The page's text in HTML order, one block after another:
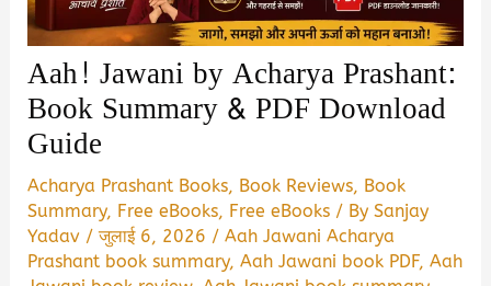
Aah! Jawani by Acharya Prashant:
Book Summary & PDF Download
Guide
Acharya Prashant Books, Book Reviews, Book
Summary, Free eBooks, Free eBooks / BySanjay
Yadav /जुलाई 6, 2026 /Aah Jawani Acharya
Prashant book summary,Aah Jawani book PDF,Aah